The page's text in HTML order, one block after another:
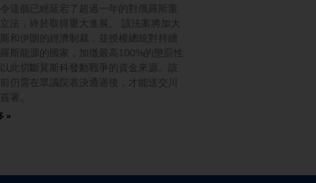
這個已經延宕了超過一年的對俄羅斯重
法，終於取得重大進展。 該法案將加大
和伊朗的經濟制裁，並授權總統對持續
斯能源的國家，加徵最高100%的懲罰性
此切斷莫斯科發動戰爭的資金來源。該
仍需在眾議院表決通過後，才能送交川
署。
»